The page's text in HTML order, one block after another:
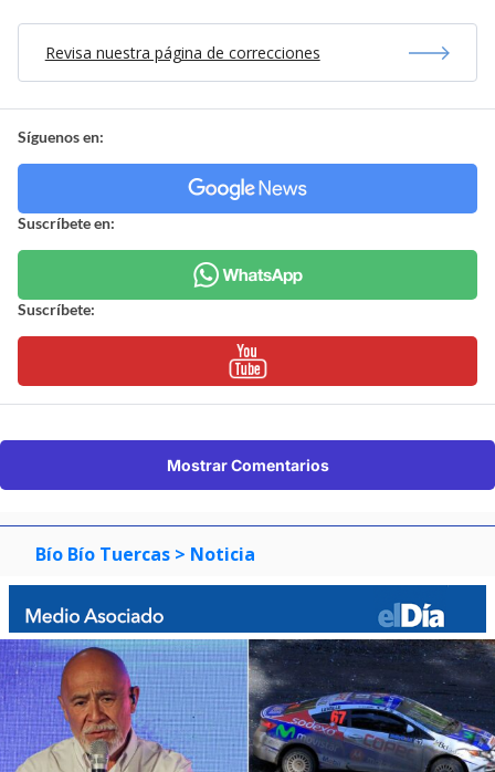
Revisa nuestra página de correcciones
Síguenos en:
Suscríbete en:
Suscríbete:
Mostrar Comentarios
Bío Bío Tuercas > Noticia